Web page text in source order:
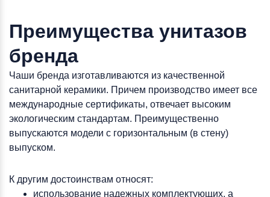
Преимущества унитазов
бренда
Чаши бренда изготавливаются из качественной
санитарной керамики. Причем производство имеет все
международные сертификаты, отвечает высоким
экологическим стандартам. Преимущественно
выпускаются модели с горизонтальным (в стену)
выпуском.
К другим достоинствам относят:
использование надежных комплектующих, а